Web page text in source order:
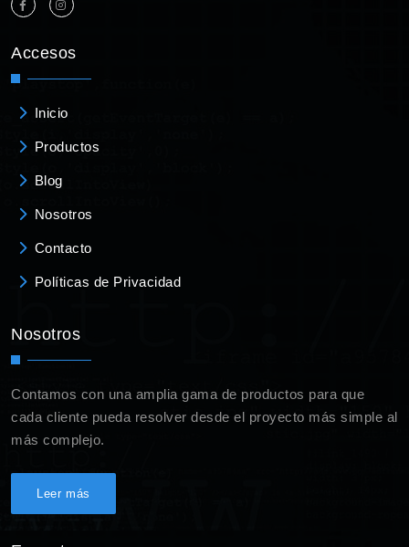
Accesos
Inicio
Productos
Blog
Nosotros
Contacto
Políticas de Privacidad
Nosotros
Contamos con una amplia gama de productos para que
cada cliente pueda resolver desde el proyecto más simple al
más complejo.
Leer más